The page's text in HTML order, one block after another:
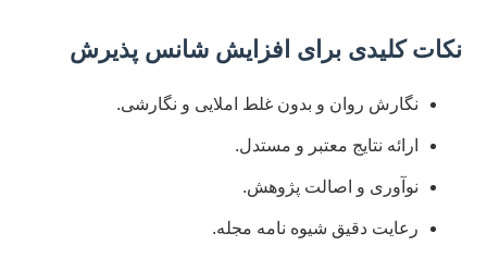
نکات کلیدی برای افزایش شانس پذیرش
نگارش روان و بدون غلط املایی و نگارشی.
ارائه نتایج معتبر و مستدل.
نوآوری و اصالت پژوهش.
رعایت دقیق شیوه نامه مجله.